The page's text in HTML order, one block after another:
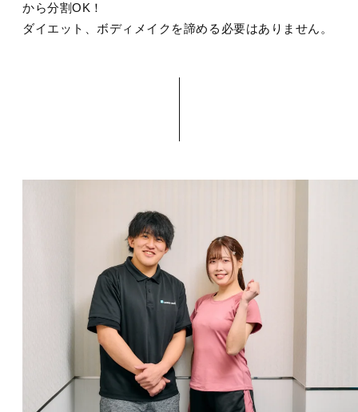
から分割OK！
ダイエット、ボディメイクを諦める必要はありません。